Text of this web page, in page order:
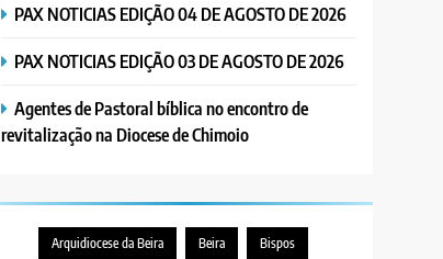
PAX NOTICIAS EDIÇÃO 04 DE AGOSTO DE 2026
PAX NOTICIAS EDIÇÃO 03 DE AGOSTO DE 2026
Agentes de Pastoral bíblica no encontro de
revitalização na Diocese de Chimoio
Arquidiocese da Beira Beira Bispos